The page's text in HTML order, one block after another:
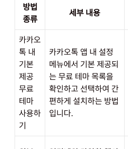
방법
종류
세부 내용
카카오
톡 내
기본
제공
무료
테마
사용하
기
카카오톡 앱 내 설정
메뉴에서 기본 제공되
는 무료 테마 목록을
확인하고 선택하여 간
편하게 설치하는 방법
입니다.